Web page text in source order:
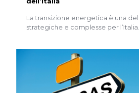
La transizione energetica è una
strategiche e complesse per